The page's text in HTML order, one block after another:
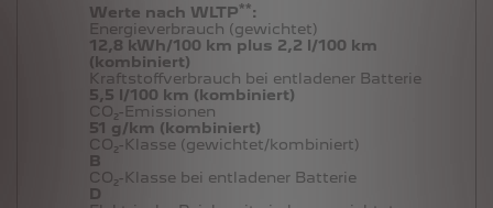
Werte nach WLTP**:
Energieverbrauch (gewichtet)
12,8 kWh/100 km plus 2,2 l/100 km
(kombiniert)
Kraftstoffverbrauch bei entladener Batterie
5,5 l/100 km (kombiniert)
CO₂-Emissionen
51 g/km (kombiniert)
CO₂-Klasse (gewichtet/kombiniert)
B
CO₂-Klasse bei entladener Batterie
D